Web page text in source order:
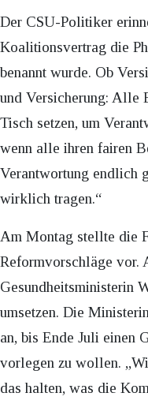
Der CSU-Politiker
Koalitionsvertrag die
benannt wurde. Ob
und Versicherung: Alle
Tisch setzen, um
wenn alle ihren fairen
Verantwortung endlich
wirklich tragen.“
Am Montag stellte die
Reformvorschläge vor.
Gesundheitsministerin
umsetzen. Die
an, bis Ende Juli einen
vorlegen zu wollen.
das halten, was die